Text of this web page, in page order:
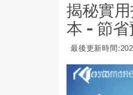
揭秘實
本 - 節
最後更新時間